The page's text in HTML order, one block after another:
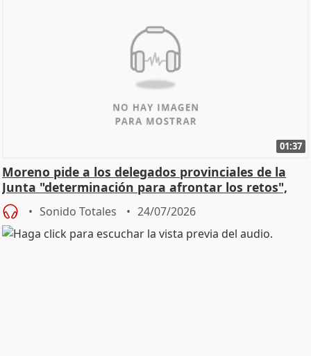
01:37
Moreno pide a los delegados provinciales de la
Junta "determinación para afrontar los retos",
diálog
Sonido Totales 24/07/2026